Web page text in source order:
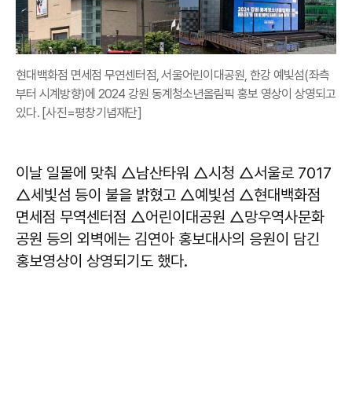
현대백화점 면세점 무연센터점, 서울어린이대공원, 한강 예빛섬(좌측
부터 시계방향)에 2024 강원 동계청소년올림픽 홍보 영상이 상영되고
있다. [사진=평창기념재단]
이날 일몰에 맞춰 △남산타워 △시청 △서울로 7017
△세빛섬 등이 불을 밝혔고 △예빛섬 △현대백화점
면세점 무역센터점 △어린이대공원 △망우역사문화
공원 등의 외벽에는 김연아 홍보대사의 응원이 담긴
홍보영상이 상영되기도 했다.